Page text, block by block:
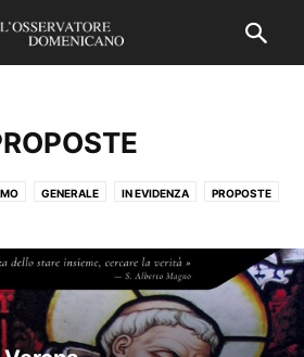
GENERALE IN EVIDENZA PROPOSTE